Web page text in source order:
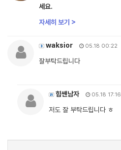
세요.
자세히 보기 >
waksior 05.18 00:22
잘부탁드립니다
힘쌘남자 05.18 17:16
저도 잘 부탁드립니다 ㅎ